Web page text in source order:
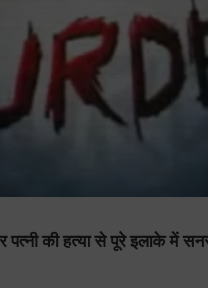
की हत्या से पूरे इलाके में